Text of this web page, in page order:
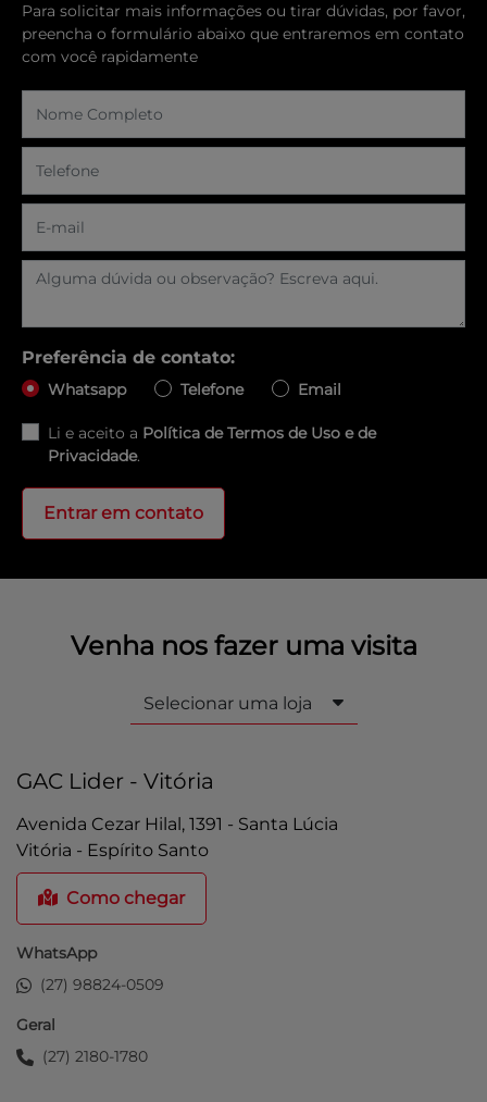
Para solicitar mais informações ou tirar dúvidas, por favor,
preencha o formulário abaixo que entraremos em contato
com você rapidamente
Preferência de contato:
Whatsapp Telefone Email
Li e aceito a Política de Termos de Uso e de
Privacidade.
Entrar em contato
Venha nos fazer uma visita
Selecionar uma loja
GAC Lider - Vitória
Avenida Cezar Hilal, 1391 - Santa Lúcia
Vitória - Espírito Santo
Como chegar
WhatsApp
(27) 98824-0509
Geral
(27) 2180-1780